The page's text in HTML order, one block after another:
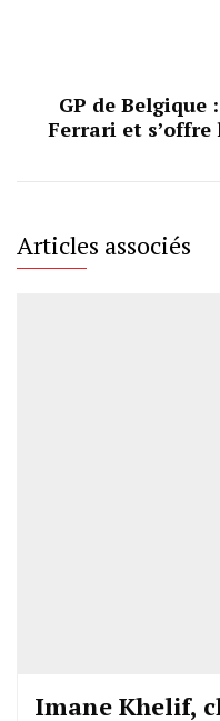
GP de Belgique
Ferrari et s’offre
Articles associés
Imane Khelif,